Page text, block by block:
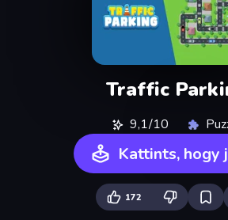
Traffic
9,1/10
Kattints, hogy
172